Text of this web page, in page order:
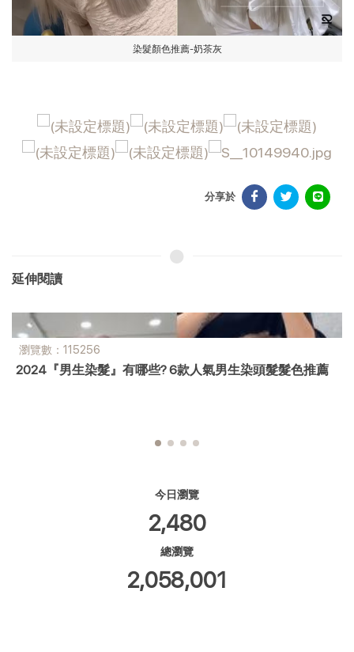
染髮顏色推薦-奶茶灰
分享於
延伸閱讀
髮色推薦
瀏覽數：1662
男生接髮懶人包｜高CP值、自然又自在
今日瀏覽
2,480
總瀏覽
2,058,001